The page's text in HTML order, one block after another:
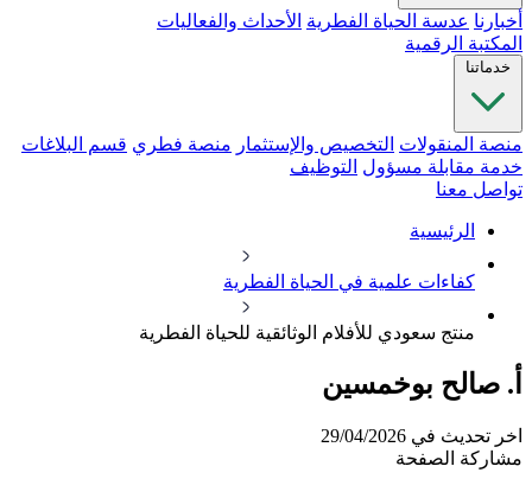
أخبارنا عدسة الحياة الفطرية الأحداث والفعاليات
المكتبة الرقمية
خدماتنا
منصة المنقولات التخصيص والإستثمار منصة فطري قسم البلاغات
خدمة مقابلة مسؤول التوظيف
تواصل معنا
الرئيسية
كفاءات علمية في الحياة الفطرية
منتج سعودي للأفلام الوثائقية للحياة الفطرية
أ. صالح بوخمسين
اخر تحديث في 29/04/2026
مشاركة الصفحة